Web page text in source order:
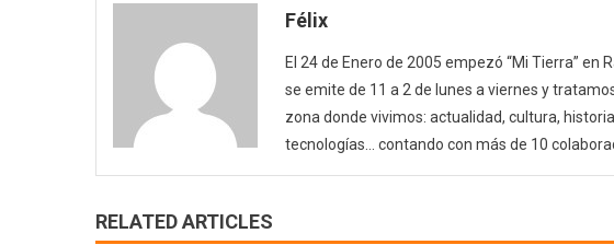
Félix
El 24 de Enero de 2005 empezó “Mi Tierra” en
se emite de 11 a 2 de lunes a viernes y
zona donde vivimos: actualidad, cultura,
tecnologías… contando con más de 10
RELATED ARTICLES